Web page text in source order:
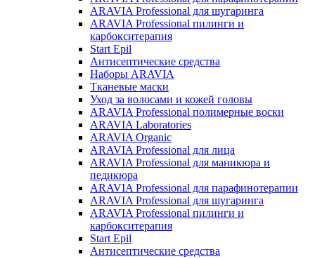
ARAVIA Professional для шугаринга
ARAVIA Professional пилинги и
карбокситерапия
Start Epil
Антисептические средства
Наборы ARAVIA
Тканевые маски
Уход за волосами и кожей головы
ARAVIA Professional полимерные воски
ARAVIA Laboratories
ARAVIA Organic
ARAVIA Professional для лица
ARAVIA Professional для маникюра и
педикюра
ARAVIA Professional для парафинотерапии
ARAVIA Professional для шугаринга
ARAVIA Professional пилинги и
карбокситерапия
Start Epil
Антисептические средства